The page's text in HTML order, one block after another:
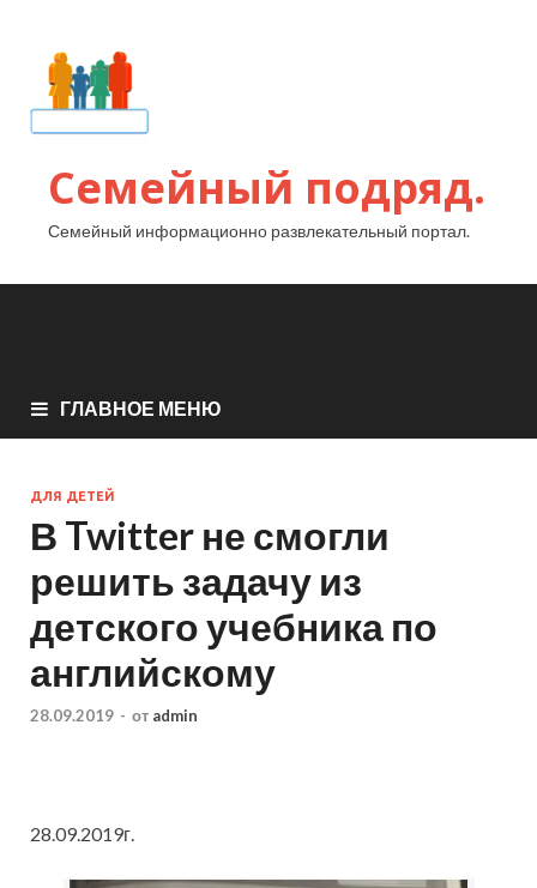
Семейный подряд.
Семейный информационно развлекательный портал.
ГЛАВНОЕ МЕНЮ
ДЛЯ ДЕТЕЙ
В Twitter не смогли
решить задачу из
детского учебника по
английскому
28.09.2019 - от admin
28.09.2019г.